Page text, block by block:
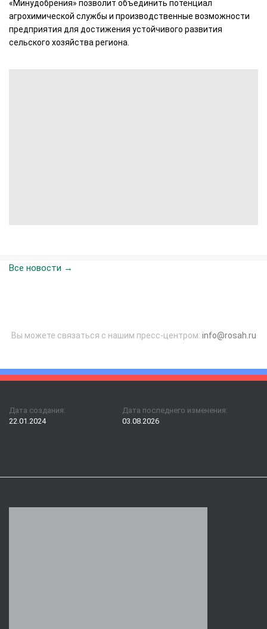
«Минудобрения» позволит объединить потенциал
агрохимической службы и производственные возможности
предприятия для достижения устойчивого развития
сельского хозяйства региона.
Все новости →
Вы можете связаться с нашим пресс-центром: info@rosah.ru
Дата создания:
22.01.2024
Дата последнего изменения:
03.08.2026